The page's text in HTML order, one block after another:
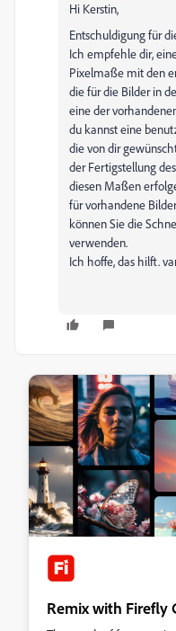
Hi Kerstin,
Entschuldigung für
Ich empfehle dir,
Pixelmaße mit den
die für die Bilder in
eine der
du kannst eine
die von dir
der Fertigstellung
diesen Maßen
für vorhandene
können Sie die
verwenden.
Ich hoffe, das hilft.
Remix with Firefly